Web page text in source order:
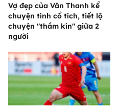
Vợ đẹp của Văn Thanh kể
chuyện tình cổ tích, tiết lộ
chuyện "thầm kín" giữa 2
người